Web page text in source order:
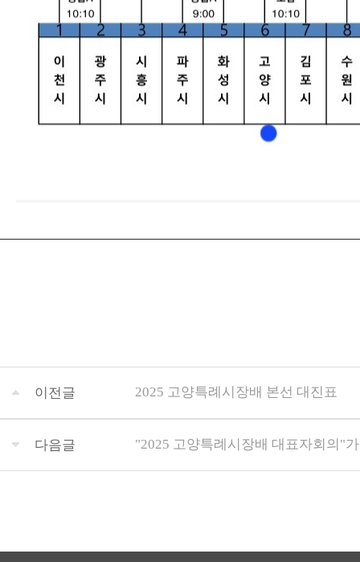
이전글 2025 고양특례시장배 본선 대진표
다음글 "2025 고양특례시장배 대표자회의"